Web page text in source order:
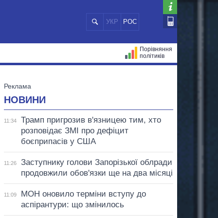
УКР РОС
Порівняння
політиків
НОВИНИ
11:34
Трамп пригрозив в'язницею тим, хто
розповідає ЗМІ про дефіцит
боєприпасів у США
11:26
Заступнику голови Запорізької облради
продовжили обов'язки ще на два місяці
11:09
МОН оновило терміни вступу до
аспірантури: що змінилось